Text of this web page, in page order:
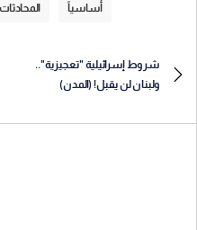
أساسياً المحادثات
شروط إسرائيلية "تعجيزية"..
ولبنان لن يقبل! (المدن)